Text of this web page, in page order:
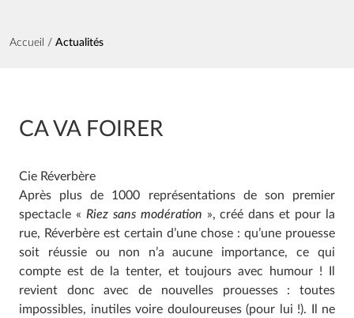
Fil d'Ariane
Accueil Actualités
CA VA FOIRER
Cie Réverbère
Après plus de 1000 représentations de son premier
spectacle « Riez sans modération », créé dans et pour la
rue, Réverbère est certain d’une chose : qu’une prouesse
soit réussie ou non n’a aucune importance, ce qui
compte est de la tenter, et toujours avec humour ! Il
revient donc avec de nouvelles prouesses : toutes
impossibles, inutiles voire douloureuses (pour lui !). Il ne